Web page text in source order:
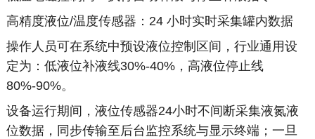
高精度液位/温度传感器：24 小时实时采集罐内数据
操作人员可在系统中预设液位控制区间，行业通用设
定为：低液位补液线30%-40%，高液位停止线
80%-90%。
设备运行期间，液位传感器24小时不间断采集液氮液
位数据，同步传输至后台监控系统与显示终端；一旦